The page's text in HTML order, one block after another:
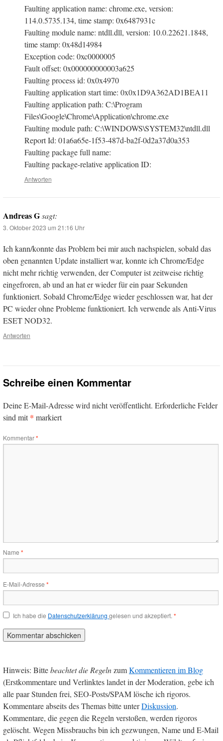
Faulting application name: chrome.exe, version:
114.0.5735.134, time stamp: 0x6487931c
Faulting module name: ntdll.dll, version: 10.0.22621.1848,
time stamp: 0x48d14984
Exception code: 0xc0000005
Fault offset: 0x000000000003a625
Faulting process id: 0x0x4970
Faulting application start time: 0x0x1D9A362AD1BEA11
Faulting application path: C:\Program
Files\Google\Chrome\Application\chrome.exe
Faulting module path: C:\WINDOWS\SYSTEM32\ntdll.dll
Report Id: 01a6a65e-1f53-487d-ba2f-0d2a37d0a353
Faulting package full name:
Faulting package-relative application ID:
Antworten
Andreas Gsagt:
3. Oktober 2023 um 21:16 Uhr
Ich kann/konnte das Problem bei mir auch nachspielen, sobald das
oben genannten Update installiert war, konnte ich Chrome/Edge
nicht mehr richtig verwenden, der Computer ist zeitweise richtig
eingefroren, ab und an hat er wieder für ein paar Sekunden
funktioniert. Sobald Chrome/Edge wieder geschlossen war, hat der
PC wieder ohne Probleme funktioniert. Ich verwende als Anti-Virus
ESET NOD32.
Antworten
Schreibe einen Kommentar
Deine E-Mail-Adresse wird nicht veröffentlicht. Erforderliche Felder
sind mit* markiert
Kommentar*
Name *
E-Mail-Adresse *
Ich habe die Datenschutzerklärung gelesen und akzeptiert. *
Hinweis: Bittebeachtet die RegelnzumKommentieren im Blog
(Erstkommentare und Verlinktes landet in der Moderation, gebe ich
alle paar Stunden frei, SEO-Posts/SPAM lösche ich rigoros.
Kommentare abseits des Themas bitte unterDiskussion.
Kommentare, die gegen die Regeln verstoßen, werden rigoros
gelöscht. Wegen Missbrauchs bin ich gezwungen, Name und E-Mail